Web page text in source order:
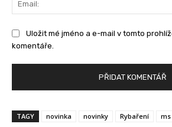
Uložit mé jméno a e-mail v tomto
komentáře.
TAGY novinka novinky Rybaření ms